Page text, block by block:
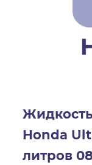
Honda
литров